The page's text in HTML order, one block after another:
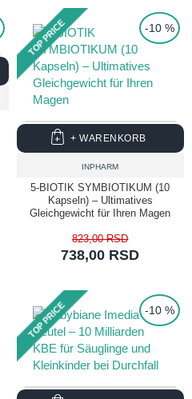
TOP PRICE -10 %
INPHARM
5-BIOTIK SYMBIOTIKUM (10
Kapseln) – Ultimatives
Gleichgewicht für Ihren Magen
738,00 RSD
823,00 RSD
+ WARENKORB
TOP PRICE -10 %